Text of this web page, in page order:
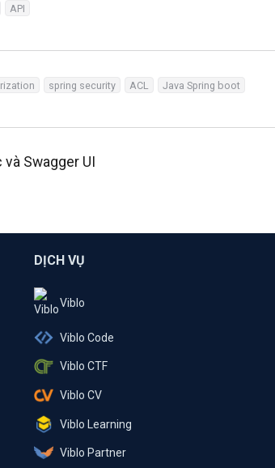
API
spring security ACL Java Spring boot
Swagger UI
DỊCH VỤ
Viblo
Viblo Code
Viblo CTF
Viblo CV
Viblo Learning
Viblo Partner